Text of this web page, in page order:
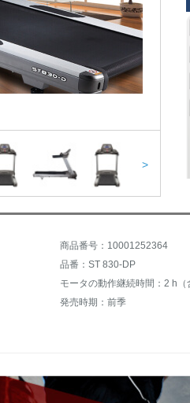
>
商品番号：10001252364
品番：ST 830-DP
発売時期：前季